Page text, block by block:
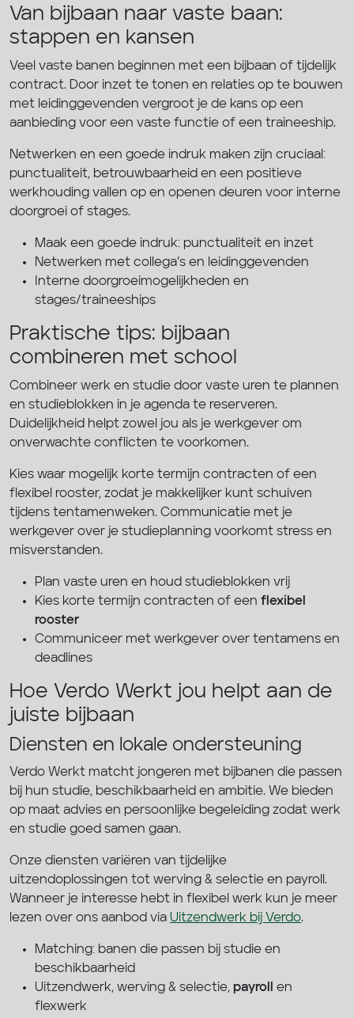
Van bijbaan naar vaste baan:
stappen en kansen
Veel vaste banen beginnen met een bijbaan of tijdelijk
contract. Door inzet te tonen en relaties op te bouwen
met leidinggevenden vergroot je de kans op een
aanbieding voor een vaste functie of een traineeship.
Netwerken en een goede indruk maken zijn cruciaal:
punctualiteit, betrouwbaarheid en een positieve
werkhouding vallen op en openen deuren voor interne
doorgroei of stages.
Maak een goede indruk: punctualiteit en inzet
Netwerken met collega’s en leidinggevenden
Interne doorgroeimogelijkheden en
stages/traineeships
Praktische tips: bijbaan
combineren met school
Combineer werk en studie door vaste uren te plannen
en studieblokken in je agenda te reserveren.
Duidelijkheid helpt zowel jou als je werkgever om
onverwachte conflicten te voorkomen.
Kies waar mogelijk korte termijn contracten of een
flexibel rooster, zodat je makkelijker kunt schuiven
tijdens tentamenweken. Communicatie met je
werkgever over je studieplanning voorkomt stress en
misverstanden.
Plan vaste uren en houd studieblokken vrij
Kies korte termijn contracten of een flexibel
rooster
Communiceer met werkgever over tentamens en
deadlines
Hoe Verdo Werkt jou helpt aan de
juiste bijbaan
Diensten en lokale ondersteuning
Verdo Werkt matcht jongeren met bijbanen die passen
bij hun studie, beschikbaarheid en ambitie. We bieden
op maat advies en persoonlijke begeleiding zodat werk
en studie goed samen gaan.
Onze diensten variëren van tijdelijke
uitzendoplossingen tot werving & selectie en payroll.
Wanneer je interesse hebt in flexibel werk kun je meer
lezen over ons aanbod via Uitzendwerk bij Verdo.
Matching: banen die passen bij studie en
beschikbaarheid
Uitzendwerk, werving & selectie, payroll
en
flexwerk